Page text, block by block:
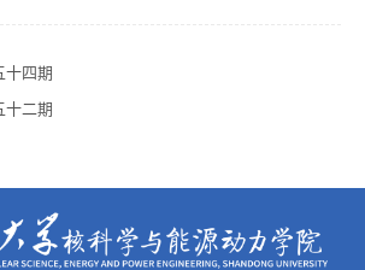
十四期
十二期